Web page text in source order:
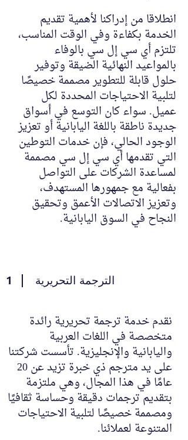
انطلاقا من إدراكنا لأهمية تقديم
الخدمة بكفاءة وفي الوقت المناسب،
تلتزم أي سي إل سي بالوفاء
بالمواعيد النهائية الضيقة وتوفير
حلول قابلة للتطوير مصممة خصيصًا
لتلبية الاحتياجات المحددة لكل
عميل. سواء كان التوسع في أسواق
جديدة ناطقة باللغة اليابانية أو تعزيز
الوجود الحالي، فإن خدمات التوطين
التي تقدمها أي سي إل سي مصممة
لمساعدة الشركات على التواصل
بفعالية مع جمهورها المستهدف،
وتعزيز الاتصالات الأعمق وتحقيق
النجاح في السوق اليابانية.
1 الترجمة التحريرية
نقدم خدمة ترجمة تحريرية رائدة
متخصصة في اللغات العربية
واليابانية والإنجليزية. تأسست شركتنا
على يد مترجم ذي خبرة تزيد عن 20
عامًا في هذا المجال، وهي ملتزمة
بتقديم ترجمات دقيقة وحساسة ثقافيًا
ومصممة خصيصًا لتلبية الاحتياجات
المتنوعة لعملائنا.